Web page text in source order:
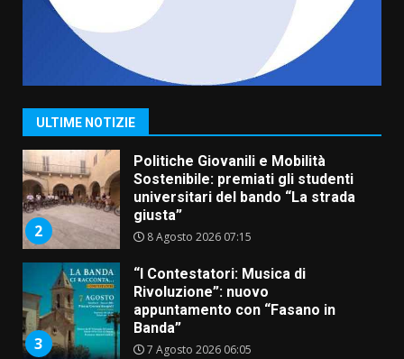
ULTIME NOTIZIE
6 Agosto 2026 08:00
1
Savelletri in festa, domani sera
grande spettacolo con Uccio De
2
Politiche Giovanili e Mobilità
Sostenibile: premiati gli studenti
universitari del bando “La strada
giusta”
8 Agosto 2026 07:15
3
“I Contestatori: Musica di
Rivoluzione”: nuovo
appuntamento con “Fasano in
Banda”
7 Agosto 2026 06:05